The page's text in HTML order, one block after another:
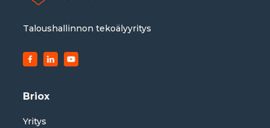
Taloushallinnon tekoälyyritys
Briox
Yritys